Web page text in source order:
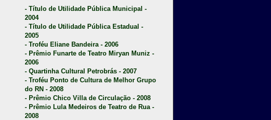
- Título de Utilidade Pública Municipal -
2004
- Título de Utilidade Pública Estadual -
2005
- Troféu Eliane Bandeira - 2006
- Prêmio Funarte de Teatro Miryan Muniz -
2006
- Quartinha Cultural Petrobrás - 2007
- Troféu Ponto de Cultura de Melhor Grupo
do RN - 2008
- Prêmio Chico Villa de Circulação - 2008
- Prêmio Lula Medeiros de Teatro de Rua -
2008